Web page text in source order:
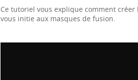
Ce tutoriel vous explique comment
vous initie aux masques de fusion.